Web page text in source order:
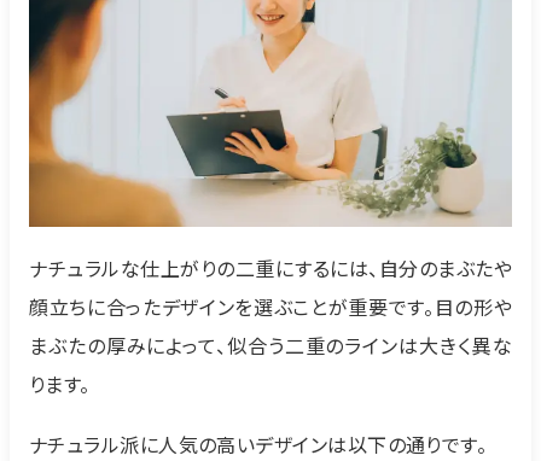
ナチュラルな仕上がりの二重にするには、自分のまぶたや
顔立ちに合ったデザインを選ぶことが重要です。目の形や
まぶたの厚みによって、似合う二重のラインは大きく異な
ります。
ナチュラル派に人気の高いデザインは以下の通りです。